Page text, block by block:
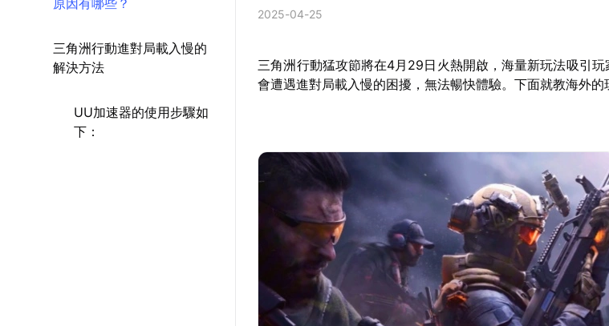
原因有哪些？
三角洲行動進對局載入慢的
解決方法
UU加速器的使用步驟如
下：
2025-04-25
三角洲行動猛攻節將在4月29日火熱開啟，海量新玩法吸引
會遭遇進對局載入慢的困擾，無法暢快體驗。下面就教海外的